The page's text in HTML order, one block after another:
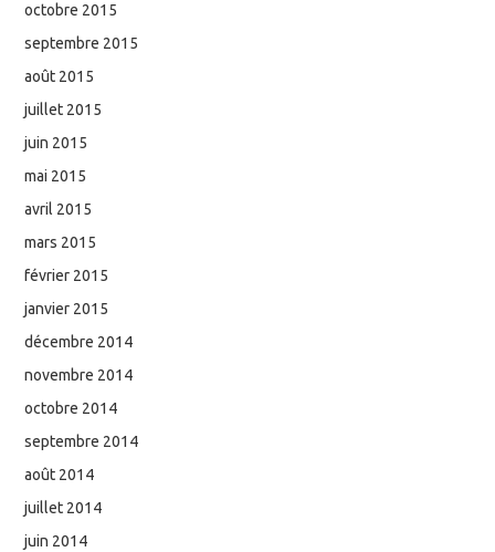
octobre 2015
septembre 2015
août 2015
juillet 2015
juin 2015
mai 2015
avril 2015
mars 2015
février 2015
janvier 2015
décembre 2014
novembre 2014
octobre 2014
septembre 2014
août 2014
juillet 2014
juin 2014